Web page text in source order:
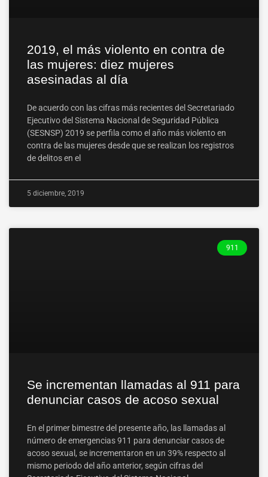
2019, el más violento en contra de
las mujeres: diez mujeres
asesinadas al día
De acuerdo con las cifras más recientes del Secretariado
Ejecutivo del Sistema Nacional de Seguridad Pública
(SESNSP) 2019 se perfila como el año más violento en
contra de las mujeres desde que se realizan los registros
de delitos en el
5 diciembre, 2019
911
Se incrementan llamadas al 911 para
denunciar casos de acoso sexual
En el primer bimestre del presente año, las llamadas al
número de emergencias 911 para denunciar casos de
acoso sexual, se incrementaron en un 39% respecto al
mismo periodo del año anterior, según cifras del